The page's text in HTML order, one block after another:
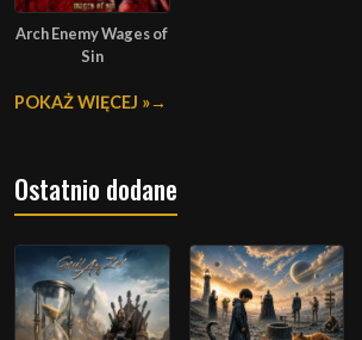
Arch Enemy Wages of
Sin
POKAŻ WIĘCEJ »
Ostatnio dodane